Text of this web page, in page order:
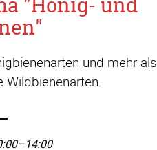
und mehr als